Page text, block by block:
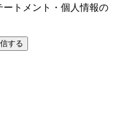
トメント・個人情報の